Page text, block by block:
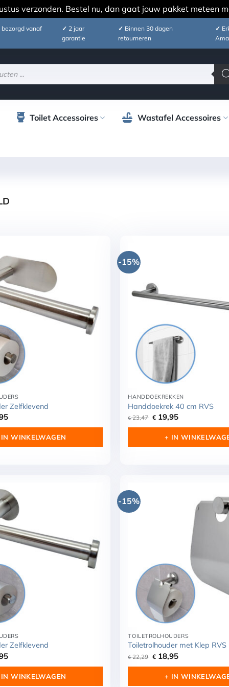
verzonden. Bestel nu, dan gaat jouw pakket meteen
bezorgd vanaf
✓ 2 jaar
garantie
✓ Binnen 30 dagen
retourneren
✓
Toilet Accessoires Wastafel Accessoires
Zelfklevend
Huidige
is:
€ 17,95.
WINKELWAGEN
-15%
HANDDOEKREKKEN
Handdoekrek 40 cm RVS
€23,47 Oorspronkelijke
prijs
was:
€ 23,47.
€19,95Huidige
is:
€ 19,95.
+ IN
Zelfklevend
Huidige
is:
€ 17,95.
WINKELWAGEN
-15%
TOILETROLHOUDERS
Toiletrolhouder met Klep RVS
€22,29 Oorspronkelijke
prijs
was:
€ 22,29.
€18,95Huidige
is:
€ 18,95.
+ IN